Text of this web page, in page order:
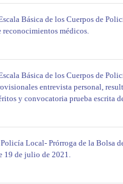
Básica de los Cuerpos de
reconocimientos médicos.
Básica de los Cuerpos de
entrevista personal,
y convocatoria prueba escrita
Local- Prórroga de la Bolsa
19 de julio de 2021.